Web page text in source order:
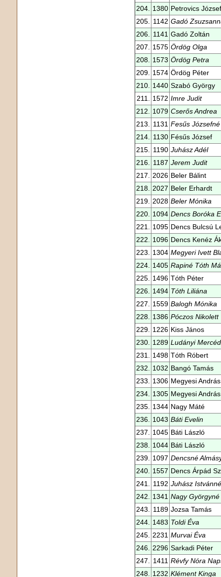
204.
1380 Petrovics József
205.
1142 Gadó
206.
1141 Gadó Zoltán
207.
1575 Ördög Olga
208.
1573 Ördög Petra
209.
1574 Ördög Péter
210.
1440 Szabó György
211.
1572 Imre Judit
212.
1079 Cserős Andrea
213.
1131 Fesűs Józsefné
214.
1130 Fésűs József
215.
1190 Juhász Adél
216.
1187 Jerem Judit
217.
2026 Beler Bálint
218.
2027 Beler Erhardt
219.
2028 Beler Mónika
220.
1094 Dencs Boróka
221.
1095 Dencs Bulcsú
222.
1096 Dencs Kenéz
223.
1304 Megyeri Ivett
224.
1405 Rapiné Tóth
225.
1496 Tóth Péter
226.
1494 Tóth Liliána
227.
1559 Balogh Mónika
228.
1386 Póczos Nikolett
229.
1226 Kiss János
230.
1289 Ludányi
231.
1498 Tóth Róbert
232.
1032 Bangó Tamás
233.
1306 Megyesi András
234.
1305 Megyesi András
235.
1344 Nagy Máté
236.
1043 Báti Evelin
237.
1045 Báti László
238.
1044 Báti László
239.
1097 Dencsné
240.
1557 Dencs Árpád
241.
1192 Juhász Istvánné
242.
1341 Nagy Györgyné
243.
1189 Jozsa Tamás
244.
1483 Toldi Éva
245.
2231 Murvai Éva
246.
2296 Sarkadi Péter
247.
1411 Révfy Nóra
248.
1232 Klément Kinga